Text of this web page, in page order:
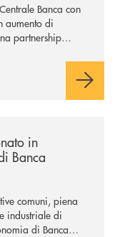
Banca con
aumento di
partnership
l’offerta e
in
Banca
comuni, piena
industriale di
di Banca